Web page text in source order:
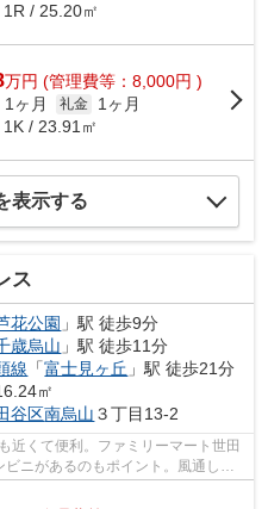
/ 25.20㎡
万円 (管理費等：8,000円 )
1ヶ月 礼金
1ヶ月
/ 23.91㎡
表示する
ス
花公園 」駅 徒歩9分
歳烏山 」駅 徒歩11分
線 「富士見ヶ丘 」駅 徒歩21分
㎡
谷区南烏山 ３丁目13-2
近くて便利。ファミリーマート世田
ニがあるのもポイント。風通しが